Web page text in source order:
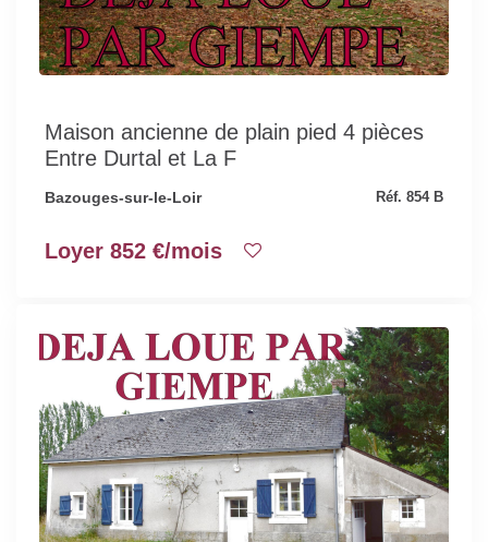
Maison ancienne de plain pied 4 pièces
Entre Durtal et La F
Bazouges-sur-le-Loir Réf. 854 B
Loyer 852 €/mois